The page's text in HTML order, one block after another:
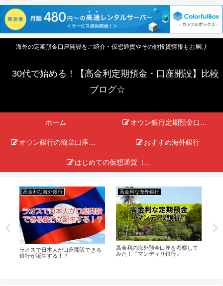
海外の定期預金口座開設をご紹介・仮想通貨やその他投資情報もお届け
30代で始める！【高金利定期預金・口座開設】比較
ブログ☆
ホーム オウン銀行定期預金口座開設の旅
オウン銀行の簡単口座開設手順 おすすめ海外銀行
はじめての仮想通貨（暗号資産）取引入門
高金利な海外銀行
ラオスで日本人が口座開設できる
銀行が誕生する！？
高金利な海外銀行
高金利の海外預金口座を考察して
みた！『マンディリ銀行』